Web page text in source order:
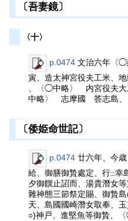
〔吾妻鏡〕
〈十〉
p.0474 文治六年〈◯
寅、造太神宮役夫工米、
、〈◯中略〉 内宮役夫大
中略〉 志摩國 答志島、
〔倭姫命世記〕
p.0474 廿六年、今
給、御膳御贄處定、行二幸
夕御饌止詔而、湯貴潛女
雜神態三節祭定賜、御贄
天、島國國崎潛女取奉、
○)神戸、進堅魚等御贄、〈